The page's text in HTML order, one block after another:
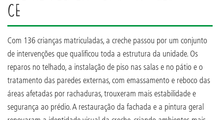
CE
Com 136 crianças matriculadas, a creche passou por um conjunto
de intervenções que qualificou toda a estrutura da unidade. Os
reparos no telhado, a instalação de piso nas salas e no pátio e o
tratamento das paredes externas, com emassamento e reboco das
áreas afetadas por rachaduras, trouxeram mais estabilidade e
segurança ao prédio. A restauração da fachada e a pintura geral